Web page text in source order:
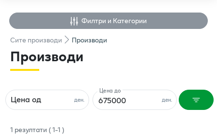
Филтри и Категории
Ситепроизводи Производи
Производи
ден.
Цена од ден.
Цена до
1 резултати (1-1)